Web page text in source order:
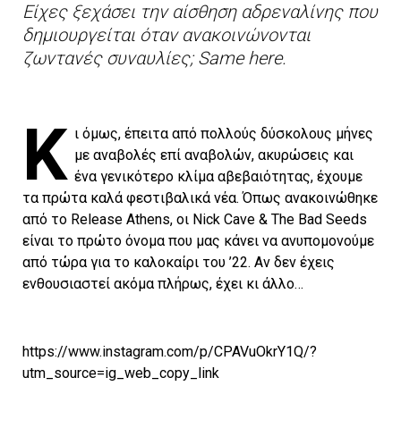
Είχες ξεχάσει την αίσθηση αδρεναλίνης που
δημιουργείται όταν ανακοινώνονται
ζωντανές συναυλίες; Same here.
Κ ι όμως, έπειτα από πολλούς δύσκολους μήνες
με αναβολές επί αναβολών, ακυρώσεις και
ένα γενικότερο κλίμα αβεβαιότητας, έχουμε
τα πρώτα καλά φεστιβαλικά νέα. Όπως ανακοινώθηκε
από το Release Athens, οι Nick Cave & The Bad Seeds
είναι το πρώτο όνομα που μας κάνει να ανυπομονούμε
από τώρα για το καλοκαίρι του ’22. Αν δεν έχεις
ενθουσιαστεί ακόμα πλήρως, έχει κι άλλο…
https://www.instagram.com/p/CPAVuOkrY1Q/?
utm_source=ig_web_copy_link